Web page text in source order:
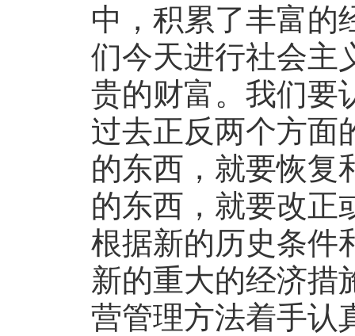
中，积累了丰富的
们今天进行社会主
贵的财富。我们要
过去正反两个方面
的东西，就要恢复
的东西，就要改正
根据新的历史条件
新的重大的经济措
营管理方法着手认